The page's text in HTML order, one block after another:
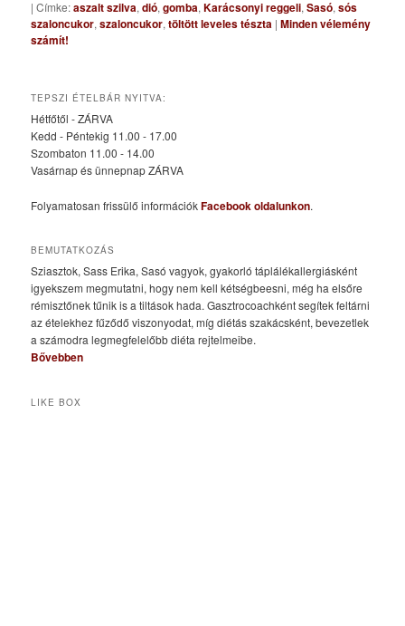
|Címke:aszalt szilva,dió,gomba,Karácsonyi reggeli,Sasó,sós
szaloncukor,szaloncukor,töltött leveles tészta |Minden vélemény
számít!
TEPSZI ÉTELBÁR NYITVA:
Hétfőtől - ZÁRVA
Kedd - Péntekig 11.00 - 17.00
Szombaton 11.00 - 14.00
Vasárnap és ünnepnap ZÁRVA
Folyamatosan frissülő információkFacebook oldalunkon.
BEMUTATKOZÁS
Sziasztok, Sass Erika, Sasó vagyok, gyakorló táplálékallergiásként
igyekszem megmutatni, hogy nem kell kétségbeesni, még ha elsőre
rémisztőnek tűnik is a tiltások hada. Gasztrocoachként segítek feltárni
az ételekhez fűződő viszonyodat, míg diétás szakácsként, bevezetlek
a számodra legmegfelelőbb diéta rejtelmeibe.
Bővebben
LIKE BOX